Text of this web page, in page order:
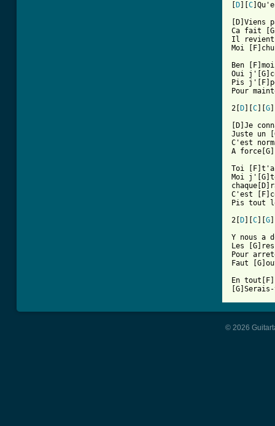
D C
[D]Viens
Ca fait
Il
Ben
Oui
Pis
Pour
2[
D C G
[D]Je
Juste un
C'est
A
Toi
Moi
C'est
Pis tout
2[
D C G
Y nous a
Les
Pour
Faut
En
© 2026